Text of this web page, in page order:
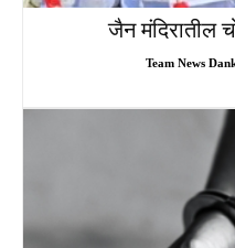
जैन मंदिरातील
Team News